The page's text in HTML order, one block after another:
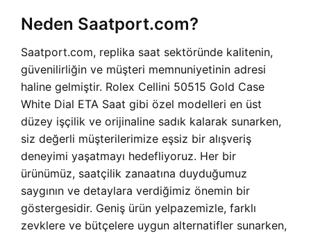
Neden Saatport.com?
Saatport.com, replika saat sektöründe kalitenin,
güvenilirliğin ve müşteri memnuniyetinin adresi
haline gelmiştir. Rolex Cellini 50515 Gold Case
White Dial ETA Saat gibi özel modelleri en üst
düzey işçilik ve orijinaline sadık kalarak sunarken,
siz değerli müşterilerimize eşsiz bir alışveriş
deneyimi yaşatmayı hedefliyoruz. Her bir
ürünümüz, saatçilik zanaatına duyduğumuz
saygının ve detaylara verdiğimiz önemin bir
göstergesidir. Geniş ürün yelpazemizle, farklı
zevklere ve bütçelere uygun alternatifler sunarken,